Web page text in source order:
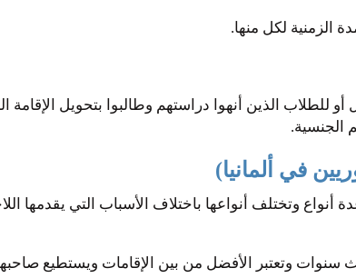
الزمنية لكل منها.
أو للطلاب الذين أنهوا دراستهم وطالبوا بتحويل
الجنسية.
في ألمانيا)
عدة أنواع وتختلف أنواعها باختلاف الأسباب التي
سنوات وتعتبر الأفضل من بين الإقامات ويستطيع